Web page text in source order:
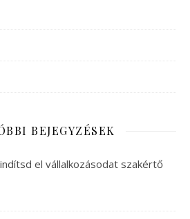
BEJEGYZÉSEK
el vállalkozásodat szakértő